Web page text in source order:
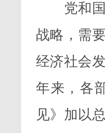
党和国
战略，需
经济社会
年来，各
见》加以